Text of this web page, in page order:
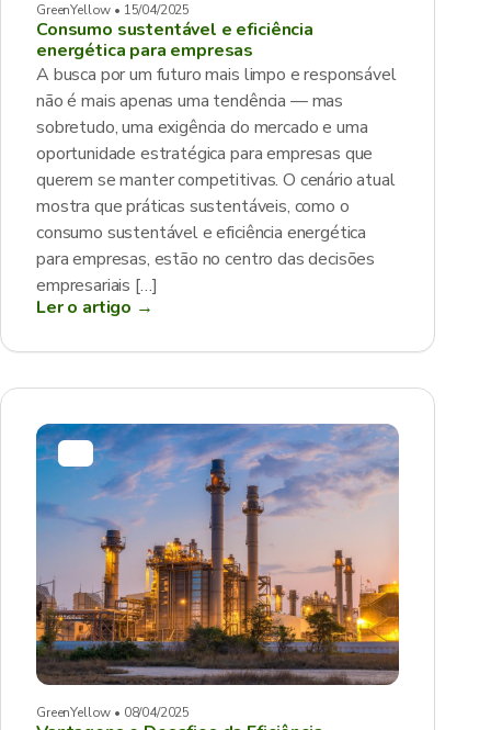
GreenYellow • 15/04/2025
Consumo sustentável e eficiência
energética para empresas
A busca por um futuro mais limpo e responsável
não é mais apenas uma tendência — mas
sobretudo, uma exigência do mercado e uma
oportunidade estratégica para empresas que
querem se manter competitivas. O cenário atual
mostra que práticas sustentáveis, como o
consumo sustentável e eficiência energética
para empresas, estão no centro das decisões
empresariais […]
Ler o artigo →
GreenYellow • 08/04/2025